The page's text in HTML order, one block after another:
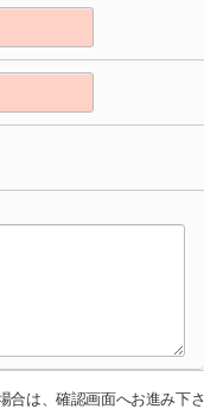
合は、確認画面へお進み下さ